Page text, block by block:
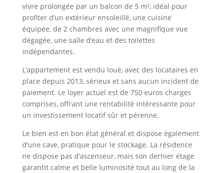
vivre prolongée par un balcon de 5 m², idéal pour
profiter d’un extérieur ensoleillé, une cuisine
équipée, de 2 chambres avec une magnifique vue
dégagée, une salle d’eau et des toilettes
indépendantes.
L’appartement est vendu loué, avec des locataires en
place depuis 2013, sérieux et sans aucun incident de
paiement. Le loyer actuel est de 750 euros charges
comprises, offrant une rentabilité intéressante pour
un investissement locatif sûr et pérenne.
Le bien est en bon état général et dispose également
d’une cave, pratique pour le stockage. La résidence
ne dispose pas d’ascenseur, mais son dernier étage
garantit calme et belle luminosité tout au long de la